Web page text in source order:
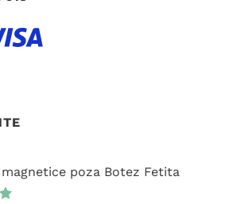
poza Botez Fetita